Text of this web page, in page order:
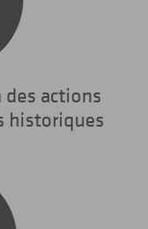
actions
historiques